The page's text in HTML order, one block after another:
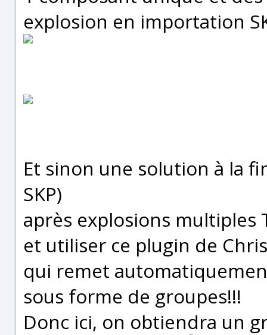
explosion en importation
Et sinon une solution à la
SKP)
après explosions multiples
et utiliser ce plugin de
qui remet
sous forme de groupes!!!
Donc ici, on obtiendra un